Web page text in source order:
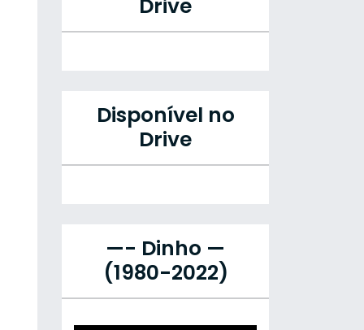
Drive
Disponível no
Drive
—- Dinho —
(1980-2022)